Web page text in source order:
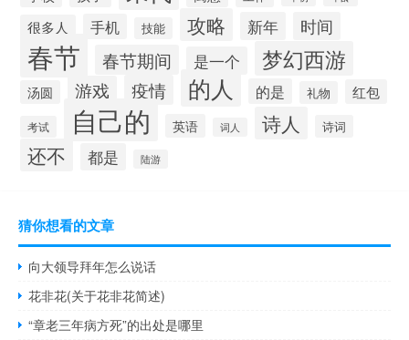
很多人 手机 技能 攻略 新年 时间
春节 春节期间 是一个 梦幻西游
汤圆 游戏 疫情 的人 的是 礼物 红包
考试 自己的 英语 词人 诗人 诗词
还不 都是 陆游
猜你想看的文章
向大领导拜年怎么说话
花非花(关于花非花简述)
“章老三年病方死”的出处是哪里